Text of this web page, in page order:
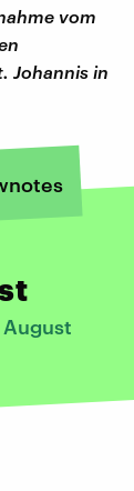
vom
Johannis in